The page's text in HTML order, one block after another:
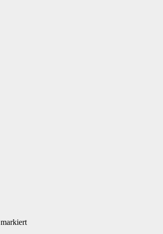
markiert